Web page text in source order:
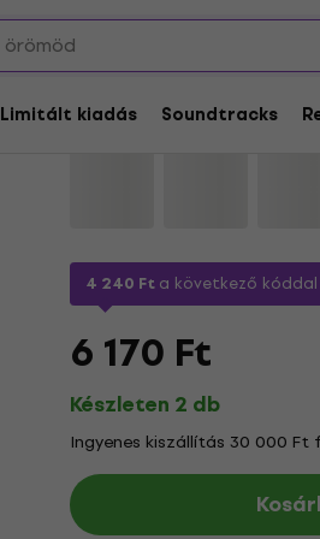
Limitált kiadás Soundtracks
Luke Combs - What
Márka:Luke CombsTermékkód:
4 240 Fta következő kóddal
6 170 Ft
Készleten 2 db
Ingyenes kiszállítás 30 000